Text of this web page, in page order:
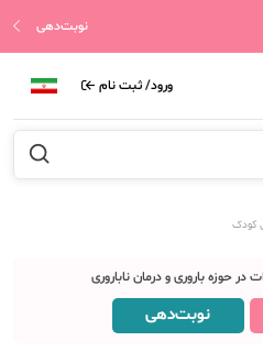
نوبت‌دهی
ورود/ ثبت نام
کودک
در حوزه باروری و درمان ناباروری
نوبت‌دهی